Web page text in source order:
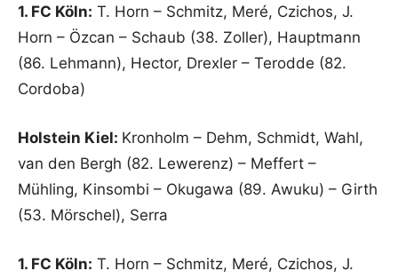
1. FC Köln: T. Horn – Schmitz, Meré, Czichos, J.
Horn – Özcan – Schaub (38. Zoller), Hauptmann
(86. Lehmann), Hector, Drexler – Terodde (82.
Cordoba)
Holstein Kiel: Kronholm – Dehm, Schmidt, Wahl,
van den Bergh (82. Lewerenz) – Meffert –
Mühling, Kinsombi – Okugawa (89. Awuku) – Girth
(53. Mörschel), Serra
1. FC Köln: T. Horn – Schmitz, Meré, Czichos, J.